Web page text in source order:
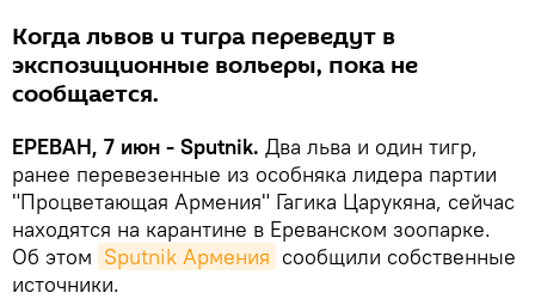
Когда львов и тигра переведут в
экспозиционные вольеры, пока не
сообщается.
ЕРЕВАН, 7 июн - Sputnik. Два льва и один тигр,
ранее перевезенные из особняка лидера партии
"Процветающая Армения" Гагика Царукяна, сейчас
находятся на карантине в Ереванском зоопарке.
Об этом Sputnik Армения сообщили собственные
источники.